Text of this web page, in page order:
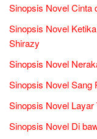
Sinopsis Novel Cinta
Sinopsis Novel
Shirazy
Sinopsis Novel
Sinopsis Novel Sang
Sinopsis Novel Layar
Sinopsis Novel Di